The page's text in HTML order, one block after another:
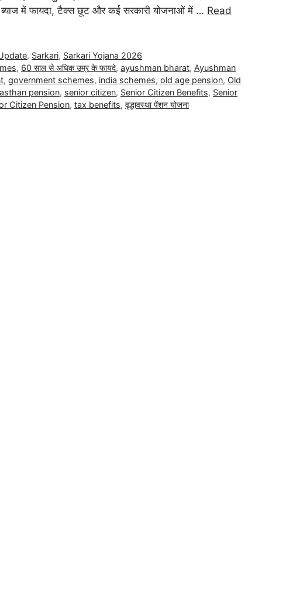
में फायदा, टैक्स छूट और कई सरकारी योजनाओं में … Read
, Sarkari, Sarkari Yojana 2026
, 60 साल से अधिक उम्र के फायदे,ayushman bharat,Ayushman
, government schemes, india schemes, old age pension, Old
pension, senior citizen, Senior Citizen Benefits, Senior
Citizen Pension, tax benefits, वृद्धावस्था पेंशन योजना